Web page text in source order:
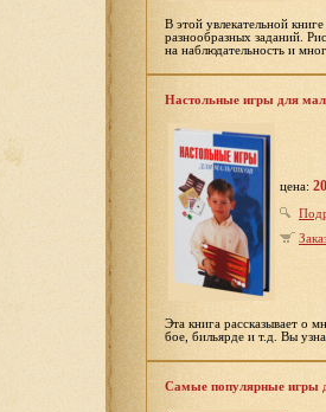
В этой увлекательной
разнообразных заданий.
на наблюдательность и
Настольные игры для
цена:
Эта книга рассказывает о
бое, бильярде и т.д. Вы
Самые популярные игры